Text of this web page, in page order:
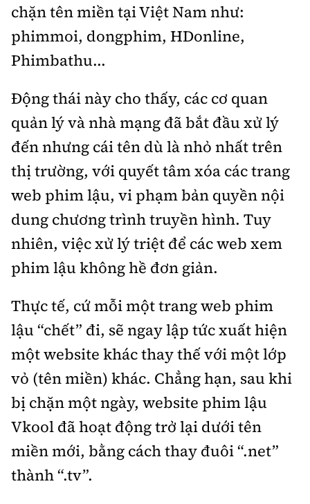
chặn tên miền tại Việt Nam như:
phimmoi, dongphim, HDonline,
Phimbathu...
Động thái này cho thấy, các cơ quan
quản lý và nhà mạng đã bắt đầu xử lý
đến nhưng cái tên dù là nhỏ nhất trên
thị trường, với quyết tâm xóa các trang
web phim lậu, vi phạm bản quyền nội
dung chương trình truyền hình. Tuy
nhiên, việc xử lý triệt để các web xem
phim lậu không hề đơn giản.
Thực tế, cứ mỗi một trang web phim
lậu “chết” đi, sẽ ngay lập tức xuất hiện
một website khác thay thế với một lớp
vỏ (tên miền) khác. Chẳng hạn, sau khi
bị chặn một ngày, website phim lậu
Vkool đã hoạt động trở lại dưới tên
miền mới, bằng cách thay đuôi “.net”
thành “.tv”.